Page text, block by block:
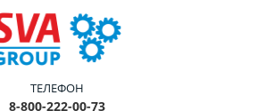
ТЕЛЕФОН
8-800-222-00-73